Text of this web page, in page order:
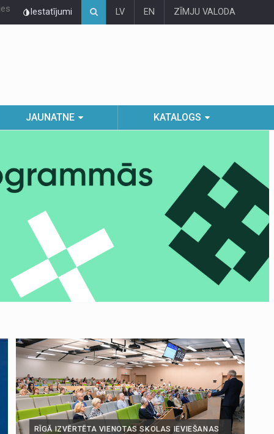
Iestatījumi LV EN ZĪMJU VALODA
JAUNATNE KATALOGS
RĪGĀ IZVĒRTĒTA VIENOTAS SKOLAS IEVIEŠANAS